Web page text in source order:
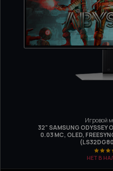
Игровой
32" SAMSUNG ODYSSEY
0.03 МС, OLED,
НЕТ В